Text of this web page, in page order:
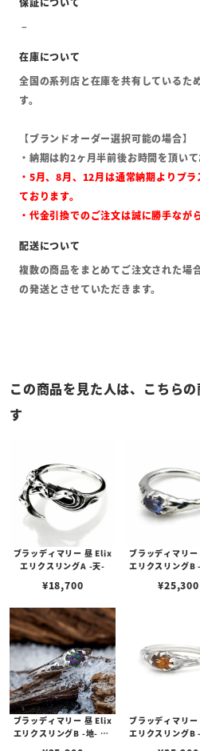
全国の系列店と在庫を共有しているた
す。
【ブランドオーダー選択可能の場合】
・納期は約2ヶ月半前後お時間を頂いて
・5月、8月、12月は通常納期よりプ
ております。
・代金引換でのご注文は誠に勝手なが
複数の商品をまとめてご注文された場
の発送とさせていただきます。
この商品を見た人は、こちら
す
ブラッディマリー 昼 Elix
エリクスリングA -天-
¥18,700
ブラッディマリ
エリクスリングB
¥25,300
ブラッディマリー 昼 Elix
エリクスリングB -地- w/
ブラッディマリ
エリクスリングB